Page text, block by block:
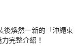
後煥然一新的「沖繩東
完整介紹！